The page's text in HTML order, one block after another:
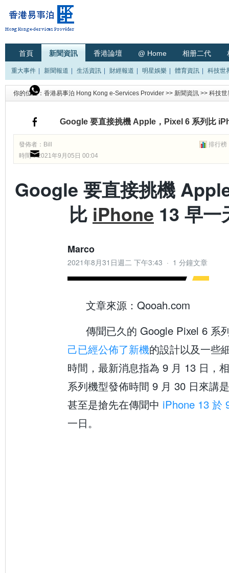
首頁 新聞資訊 香港論壇 @ Home 相册二代
重大事件 新聞報道 生活資訊 財經報道 明星娛樂 體育資訊 科技世
你的位置： 香港易事泊 Hong Kong e-Services Provider >> 新聞資訊 >> 科技世
Google 要直接挑機 Apple，Pixel 6 系列比
排行榜
發佈者： Bill
時間：2021年9月05日 00:04
Google 要直接挑機
比 iPhone 13 早一
Marco
2021年8月31日週二 下午3:43 · 1 分鐘文章
文章來源：Qooah.com
傳聞已久的 Google Pixel 6 系
己已經公佈了新機的設計以及一些
時間，最新消息指為 9 月 13 日，
系列機型發佈時間 9 月 30 日來講
甚至是搶先在傳聞中 iPhone 13 於
一日。